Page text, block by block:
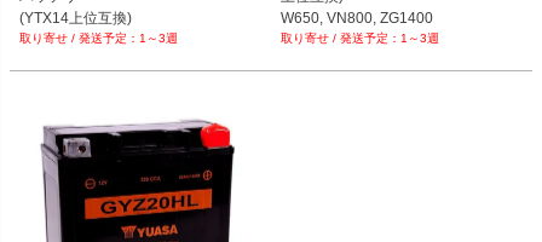
(YTX14上位互換)
1～3週
W650, VN800, ZG1400
ZRX110, ZRX1200, ZX1100
1～3週